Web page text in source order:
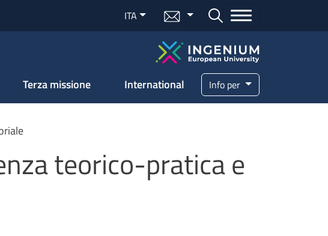
ITA Menu mail Bottone cerca
Terza missione International Info per
teorico-pratica e